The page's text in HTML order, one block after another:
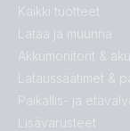
Kaikki tuotteet
Lataa ja muunna
Akkumonitorit &
Lataussäätimet &
Paikallis- ja
Lisävarusteet